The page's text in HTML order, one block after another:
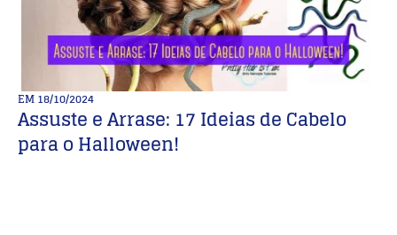
EM18/10/2024
Assuste e Arrase: 17 Ideias de Cabelo
para o Halloween!